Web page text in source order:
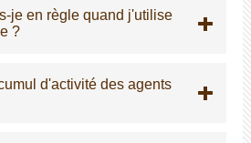
je en règle quand j'utilise
?
d'activité des agents